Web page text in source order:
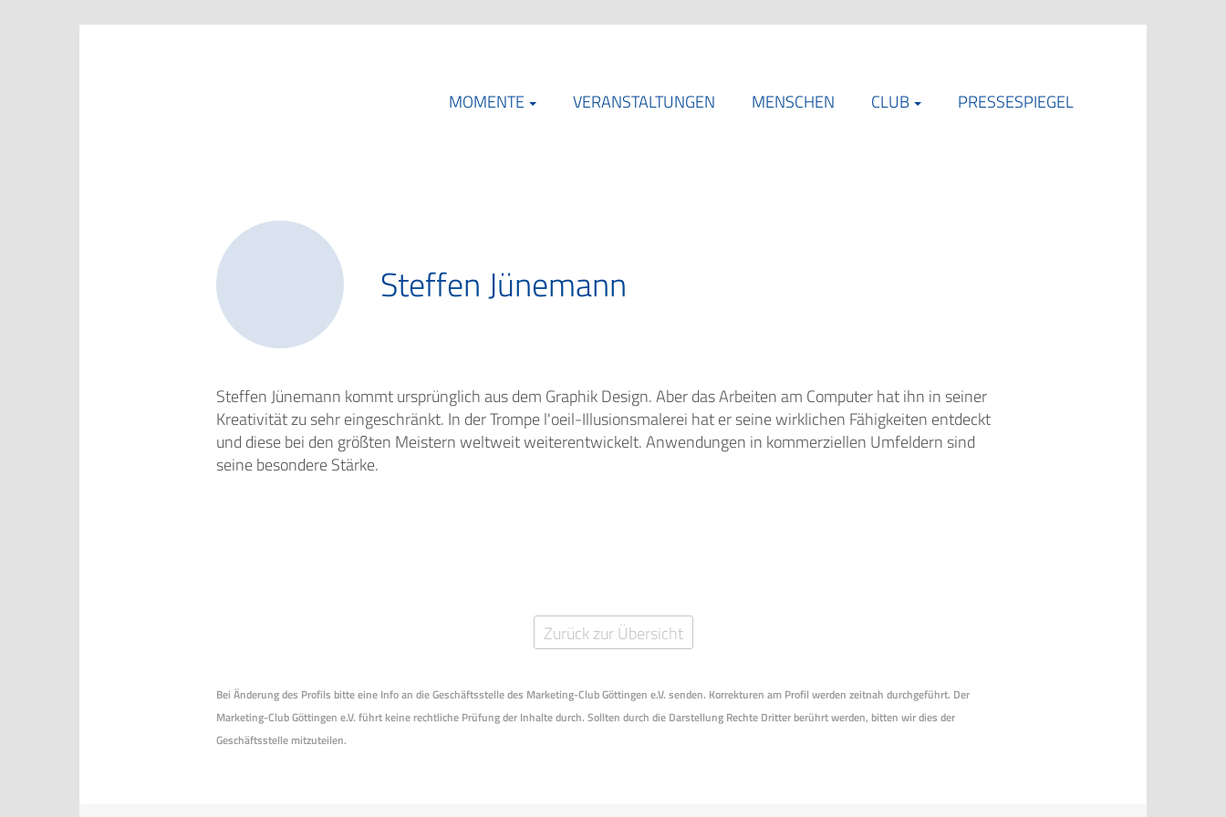
MOMENTE
VERANSTALTUNGEN MENSCHEN CLUB PRESSESPIEGEL
Steffen Jünemann
Steffen Jünemann kommt ursprünglich aus dem Graphik Design. Aber das Arbeiten am Computer hat ihn in seiner
Kreativität zu sehr eingeschränkt. In der Trompe l'oeil-Illusionsmalerei hat er seine wirklichen Fähigkeiten entdeckt
und diese bei den größten Meistern weltweit weiterentwickelt. Anwendungen in kommerziellen Umfeldern sind
seine besondere Stärke.
Zurück zur Übersicht
Bei Änderung des Profils bitte eine Info an die Geschäftsstelle des Marketing-Club Göttingen e.V. senden. Korrekturen am Profil werden zeitnah durchgeführt. Der
Marketing-Club Göttingen e.V. führt keine rechtliche Prüfung der Inhalte durch. Sollten durch die Darstellung Rechte Dritter berührt werden, bitten wir dies der
Geschäftsstelle mitzuteilen.